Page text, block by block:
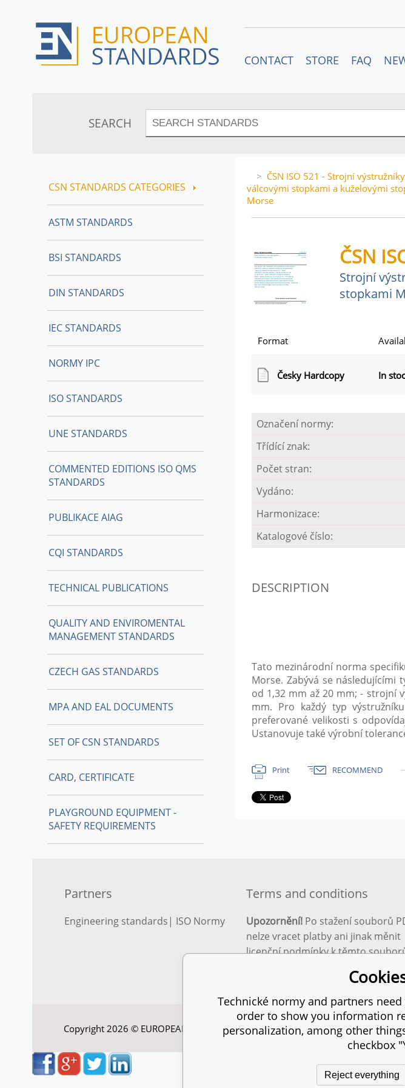
CONTACT STORE FAQ
SEARCH
> ČSN ISO 521 - Strojní
válcovými stopkami a kuželovými
Morse
ČSN
Strojní
stopkami
Format
Česky Hardcopy In
Označení normy:
Třídící znak:
Počet stran:
Vydáno:
Harmonizace:
Katalogové číslo:
DESCRIPTION
Tato mezinárodní norma
Morse. Zabývá se následujícími
od 1,32 mm až 20 mm; - strojní
mm. Pro každý typ
preferované velikosti s
Ustanovuje také výrobní
Print RECOMMEND
CSN STANDARDS CATEGORIES
ASTM STANDARDS
BSI STANDARDS
DIN STANDARDS
IEC STANDARDS
NORMY IPC
ISO STANDARDS
UNE STANDARDS
COMMENTED EDITIONS ISO QMS
STANDARDS
PUBLIKACE AIAG
CQI STANDARDS
TECHNICAL PUBLICATIONS
QUALITY AND ENVIROMENTAL
MANAGEMENT STANDARDS
CZECH GAS STANDARDS
MPA AND EAL DOCUMENTS
SET OF CSN STANDARDS
CARD, CERTIFICATE
PLAYGROUND EQUIPMENT -
SAFETY REQUIREMENTS
Partners
Engineering standards | ISO Normy
Terms and conditions
Upozornění! Po stažení souborů
nelze vracet platby ani jinak měnit
licenční podmínky k těmto
Copyright 2026 © EUROPEAN STANDARD. All rights reserved.
Technické normy and partners
order to show you information
personalization, among other
checkbox
Reject everything